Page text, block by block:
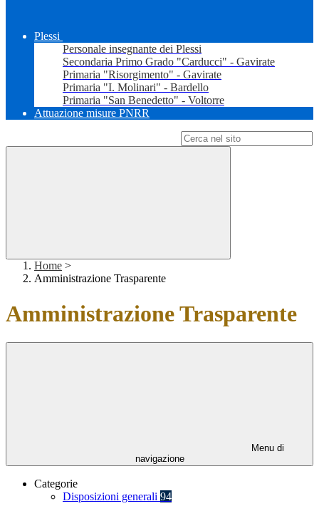
Plessi
Personale insegnante dei Plessi
Secondaria Primo Grado "Carducci" - Gavirate
Primaria "Risorgimento" - Gavirate
Primaria "I. Molinari" - Bardello
Primaria "San Benedetto" - Voltorre
Attuazione misure PNRR
Home >
Amministrazione Trasparente
Amministrazione Trasparente
Menu di
navigazione
Categorie
Disposizioni generali 94